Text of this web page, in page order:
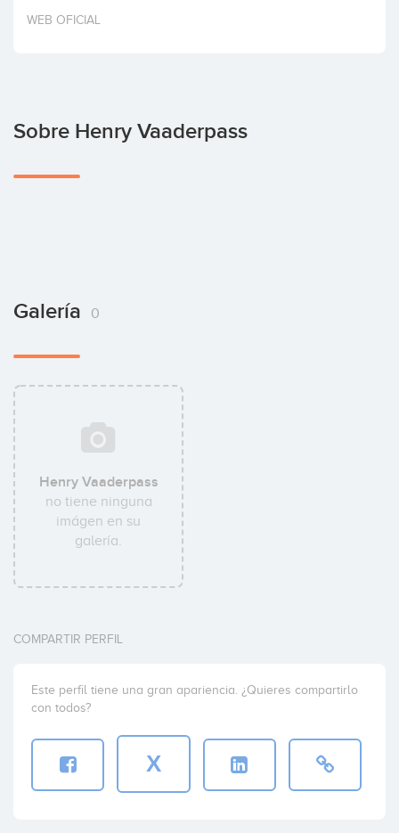
Invertir
WEB OFICIAL
Sobre Henry Vaaderpass
Galería 0
Henry Vaaderpass
no tiene ninguna
imágen en su
galería.
COMPARTIR PERFIL
Este perfil tiene una gran apariencia. ¿Quieres compartirlo
con todos?
X